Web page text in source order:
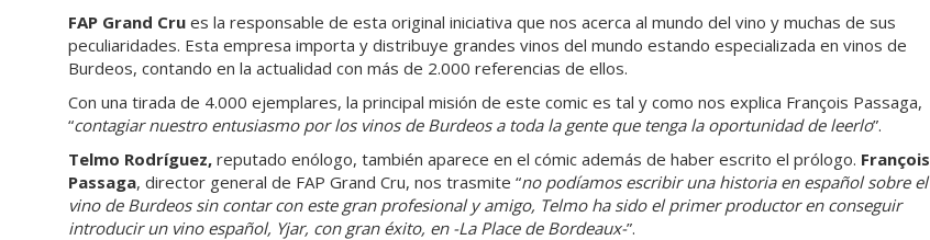
FAP Grand Cru es la responsable de esta original iniciativa que nos acerca al mundo del vino y muchas de sus
peculiaridades. Esta empresa importa y distribuye grandes vinos del mundo estando especializada en vinos de
Burdeos, contando en la actualidad con más de 2.000 referencias de ellos.
Con una tirada de 4.000 ejemplares, la principal misión de este comic es tal y como nos explica François Passaga,
“contagiar nuestro entusiasmo por los vinos de Burdeos a toda la gente que tenga la oportunidad de leerlo”.
Telmo Rodríguez, reputado enólogo, también aparece en el cómic además de haber escrito el prólogo. François
Passaga, director general de FAP Grand Cru, nos trasmite “no podíamos escribir una historia en español sobre el
vino de Burdeos sin contar con este gran profesional y amigo, Telmo ha sido el primer productor en conseguir
introducir un vino español, Yjar, con gran éxito, en -La Place de Bordeaux-”.